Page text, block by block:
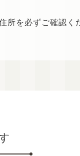
を必ずご確認く